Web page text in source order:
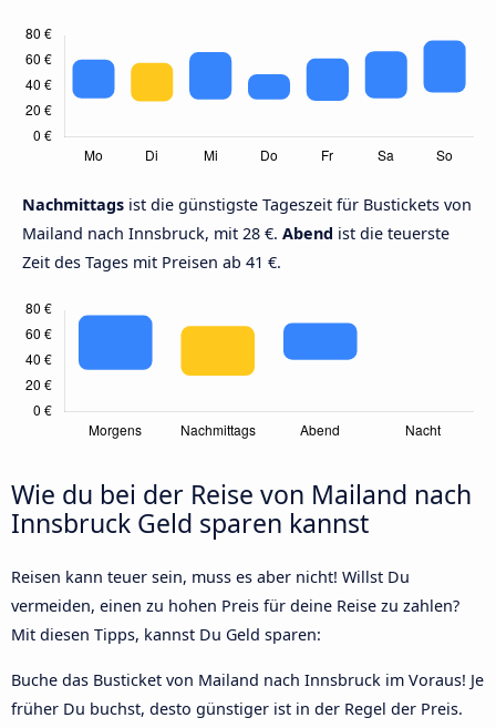
Nachmittags ist die günstigste Tageszeit für Bustickets von
Mailand nach Innsbruck, mit 28 €. Abend ist die teuerste
Zeit des Tages mit Preisen ab 41 €.
Wie du bei der Reise von Mailand nach
Innsbruck Geld sparen kannst
Reisen kann teuer sein, muss es aber nicht! Willst Du
vermeiden, einen zu hohen Preis für deine Reise zu zahlen?
Mit diesen Tipps, kannst Du Geld sparen:
Buche das Busticket von Mailand nach Innsbruck im Voraus! Je
früher Du buchst, desto günstiger ist in der Regel der Preis.